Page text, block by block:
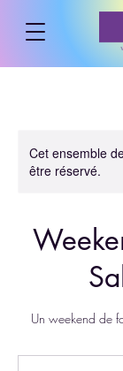
Cet ensemble
être réservé.
Un weekend de